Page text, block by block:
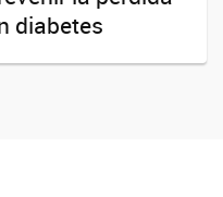
diabetes